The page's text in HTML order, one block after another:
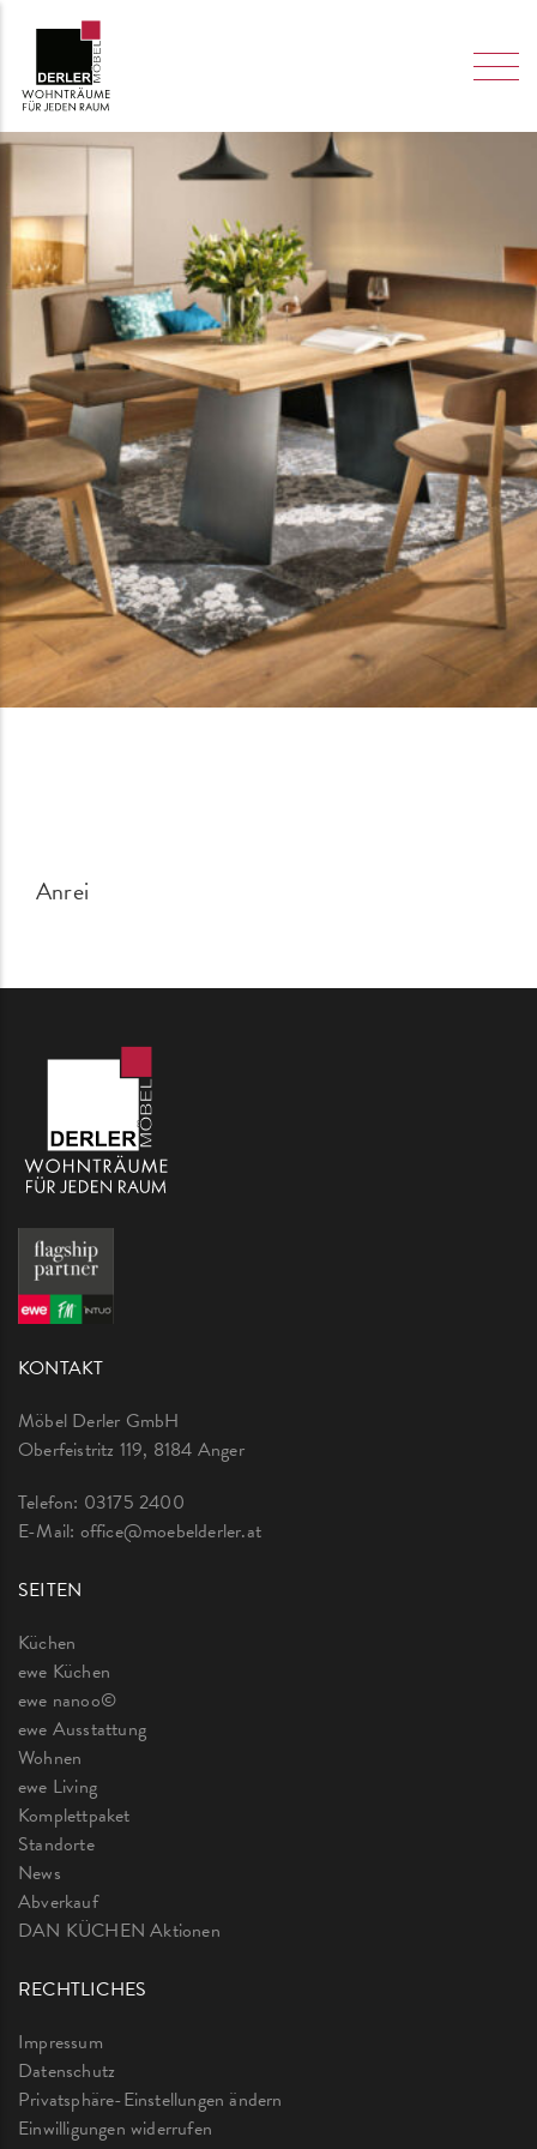
Anrei
KONTAKT
Möbel Derler GmbH
Oberfeistritz 119, 8184 Anger
Telefon: 03175 2400
E-Mail: office@moebelderler.at
SEITEN
Küchen
ewe Küchen
ewe nanoo©
ewe Ausstattung
Wohnen
ewe Living
Komplettpaket
Standorte
News
Abverkauf
DAN KÜCHEN Aktionen
RECHTLICHES
Impressum
Datenschutz
Privatsphäre-Einstellungen ändern
Einwilligungen widerrufen